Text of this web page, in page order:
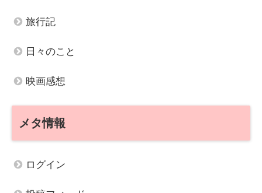
旅行記
日々のこと
映画感想
メタ情報
ログイン